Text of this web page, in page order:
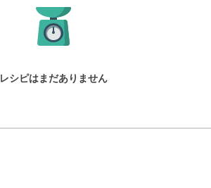
レシピはまだありません